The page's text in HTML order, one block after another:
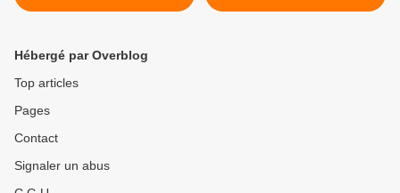
Hébergé par Overblog
Top articles
Pages
Contact
Signaler un abus